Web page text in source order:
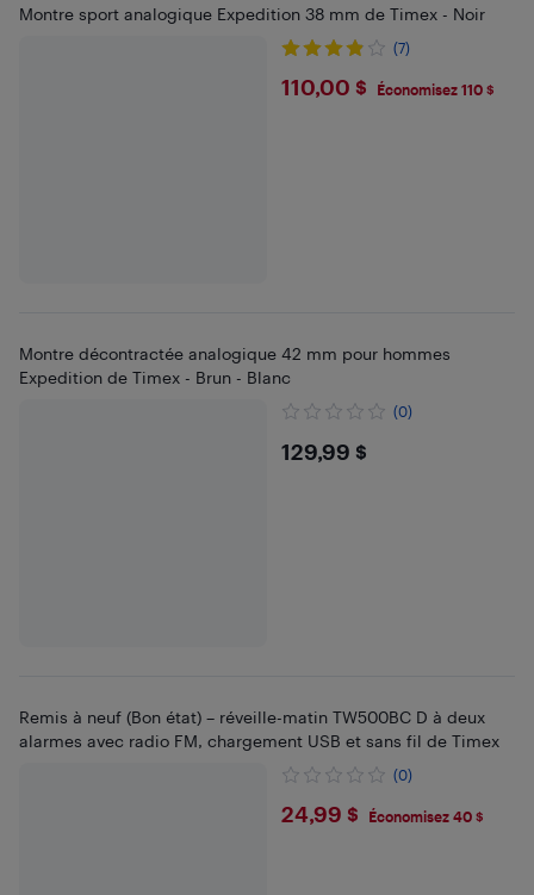
Montre sport analogique Expedition 38 mm de Timex - Noir
(7)
$110
110,00 $ Économisez 110 $
Montre décontractée analogique 42 mm pour hommes
Expedition de Timex - Brun - Blanc
(0)
$129.99
129,99 $
Remis à neuf (Bon état) – réveille-matin TW500BC D à deux
alarmes avec radio FM, chargement USB et sans fil de Timex
(0)
$24.99
24,99 $ Économisez 40 $